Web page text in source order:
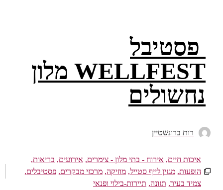
פסטיבל
WELLFEST מלון
נחשולים
רות ברונשטיין
איכות חיים,אירוח - בתי מלון - צימרים,אירועים,בריאות,
הופעות,מגזין לייף סטייל,מוזיקה,מרכזי מבקרים,פסטיבלים,
צמיד בעיר,תזונה,תיירות-בילוי ופנאי